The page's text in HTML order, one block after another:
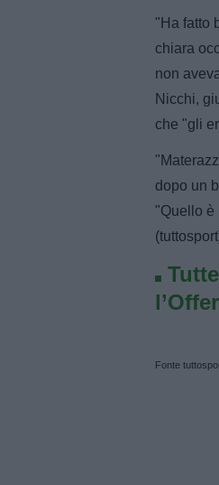
"Ha fatto
chiara
non
Nicchi,
che "gli
dopo un
"Quello è
Fonte